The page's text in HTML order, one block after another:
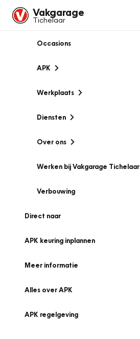
Vakgarage
Tichelaar
Occasions
APK
Werkplaats
Diensten
Over ons
Werken bij Vakgarage Tichelaar
Verbouwing
Direct naar
APK keuring inplannen
Meer informatie
Alles over APK
APK regelgeving